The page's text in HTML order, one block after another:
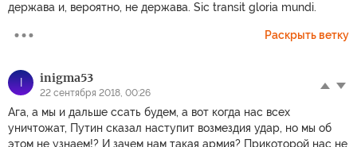
держава и, вероятно, не держава. Sic transit gloria mundi.
Раскрыть ветку
I inigma53
22 сентября 2018, 00:26
Ага, а мы и дальше ссать будем, а вот когда нас всех
уничтожат, Путин сказал наступит возмездия удар, но мы об
этом не узнаем!? И зачем нам такая армия? Прикоторой нас не